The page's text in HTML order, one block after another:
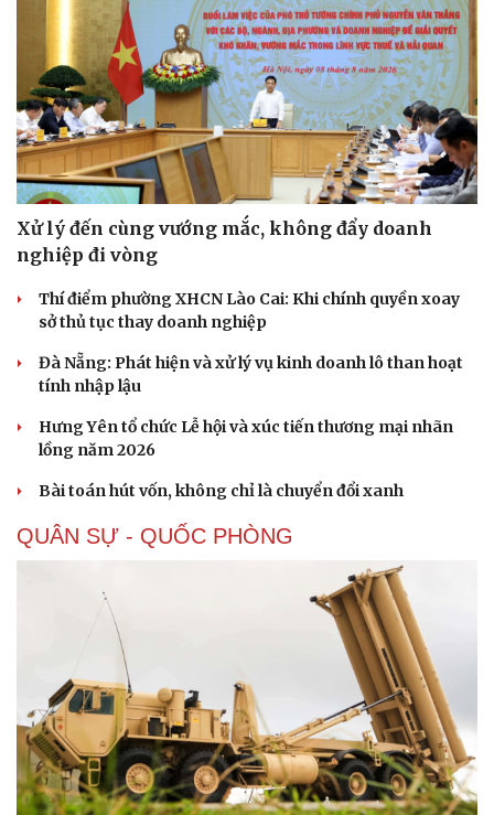
Dinh dưỡng - món ngon
Cây thuốc
Sản phụ khoa
Làm đẹp - giảm cân
Phòng mạch online
Ăn sạch sống khỏe
Nhà đẹp
Blog
Xử lý đến cùng vướng mắc, không đẩy doanh
nghiệp đi vòng
Thí điểm phường XHCN Lào Cai: Khi chính quyền xoay
sở thủ tục thay doanh nghiệp
Đà Nẵng: Phát hiện và xử lý vụ kinh doanh lô than hoạt
tính nhập lậu
Hưng Yên tổ chức Lễ hội và xúc tiến thương mại nhãn
lồng năm 2026
Bài toán hút vốn, không chỉ là chuyển đổi xanh
QUÂN SỰ - QUỐC PHÒNG